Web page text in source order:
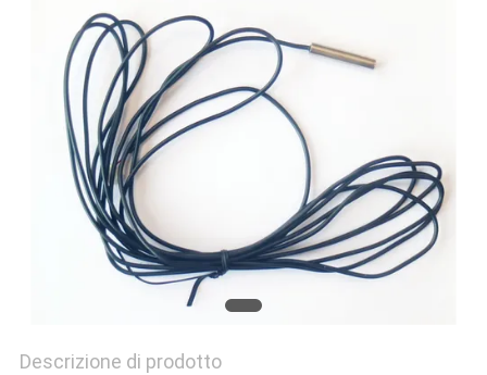
SHOW
MAPPA
PRIVACY
Descrizione di prodotto